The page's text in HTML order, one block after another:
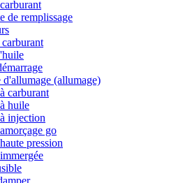
de remplissage
carburant
(allumage)
carburant
huile
injection
go
pression